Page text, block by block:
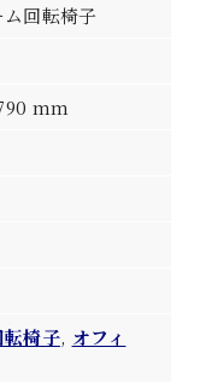
回転椅子
mm
椅子, オフィ